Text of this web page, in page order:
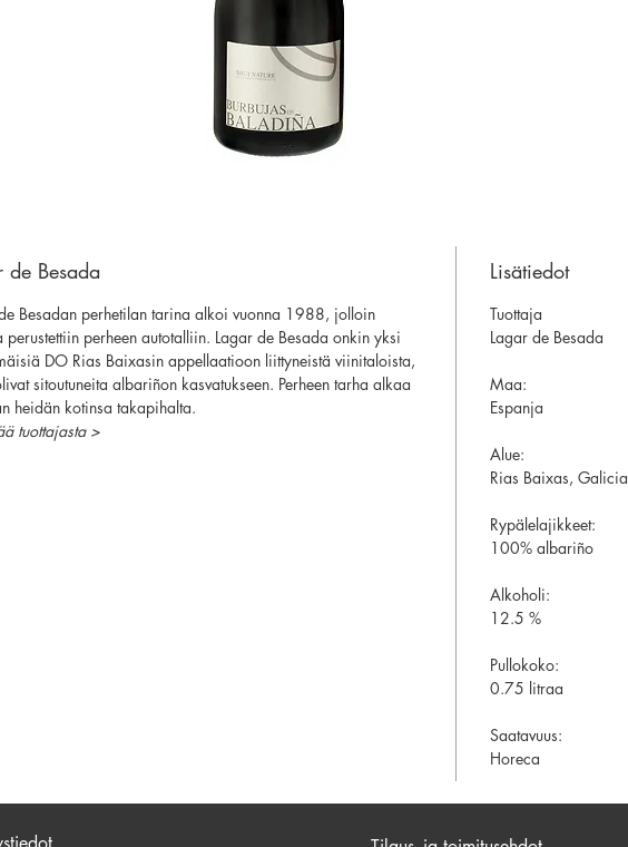
de Besada
Besadan perhetilan tarina alkoi vuonna 1988, jolloin
perustettiin perheen autotalliin. Lagar de Besada onkin yksi
DO Rias Baixasin appellaatioon liittyneistä viinitaloista,
sitoutuneita albariñon kasvatukseen. Perheen tarha alkaa
heidän kotinsa takapihalta.
tuottajasta >
Lisätiedot
Tuottaja
Lagar de Besada
Maa:
Espanja
Alue:
Rias Baixas, Galicia
Rypälelajikkeet:
100% albariño
Alkoholi:
12.5 %
Pullokoko:
0.75 litraa
Saatavuus:
Horeca